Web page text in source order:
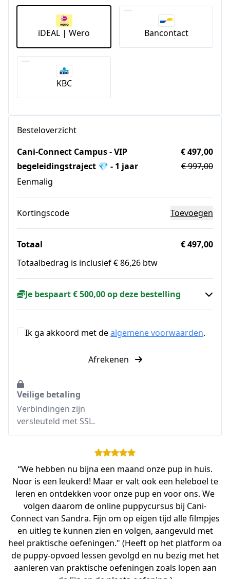
iDEAL | Wero Bancontact
KBC
Besteloverzicht
Cani-Connect Campus - VIP
begeleidingstraject 💎 - 1 jaar
Eenmalig
€ 497,00
€ 997,00
Kortingscode Toevoegen
Totaal
€ 497,00
Totaalbedrag is inclusief € 86,26 btw
Je bespaart € 500,00 op deze bestelling
Ik ga akkoord met dealgemene voorwaarden.
Afrekenen
Veilige betaling
Verbindingen zijn
versleuteld met SSL.
“We hebben nu bijna een maand onze pup in huis.
Noor is een leukerd! Maar er valt ook een heleboel te
leren en ontdekken voor onze pup en voor ons. We
volgen daarom de online puppycursus bij Cani-
Connect van Sandra. Fijn om op eigen tijd alle filmpjes
en uitleg te kunnen zien en volgen, aangevuld met
heel praktische oefeningen." (Heeft op het platform oa
de puppy-opvoed lessen gevolgd en nu bezig met het
aanleren van praktische oefeningen zoals lopen aan